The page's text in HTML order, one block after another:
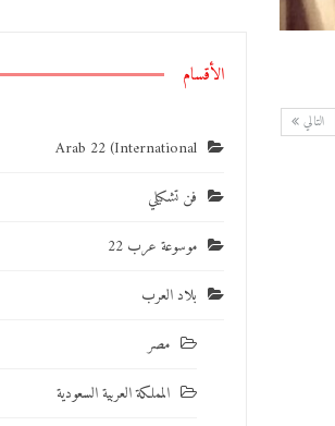
التالي
الأقسام
Arab 22 (International
فن تشكيلي
موسوعة عرب 22
بلاد العرب
مصر
المملكة العربية السعودية